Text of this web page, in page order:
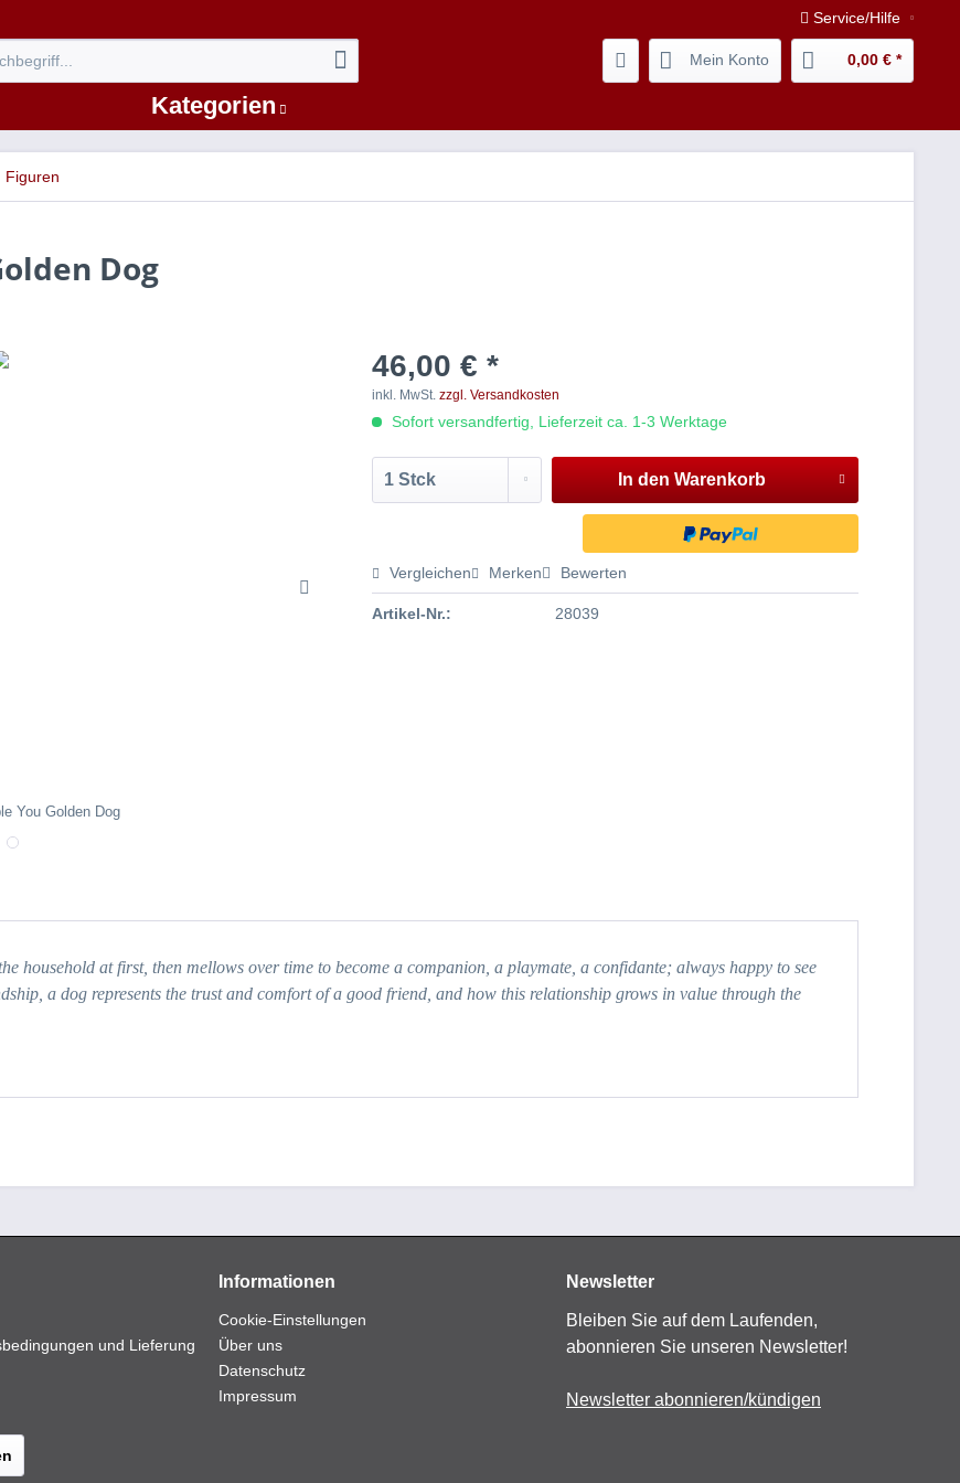
Service/Hilfe
Mein Konto 0,00 € *
Kategorien
Figuren
Dog
You Golden Dog
46,00 € *
inkl. MwSt.zzgl. Versandkosten
Sofort versandfertig, Lieferzeit ca. 1-3 Werktage
In den Warenkorb
Vergleichen Merken Bewerten
Artikel-Nr.: 28039
household at first, then mellows over time to become a companion, a playmate, a confidante; always happy to see
a dog represents the trust and comfort of a good friend, and how this relationship grows in value through the
und Lieferung
Informationen
Cookie-Einstellungen
Über uns
Datenschutz
Impressum
Newsletter
Bleiben Sie auf dem Laufenden,
abonnieren Sie unseren Newsletter!
Newsletter abonnieren/kündigen